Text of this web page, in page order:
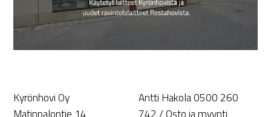
Kyrönhovi Oy
Antti Hakola 0500 260